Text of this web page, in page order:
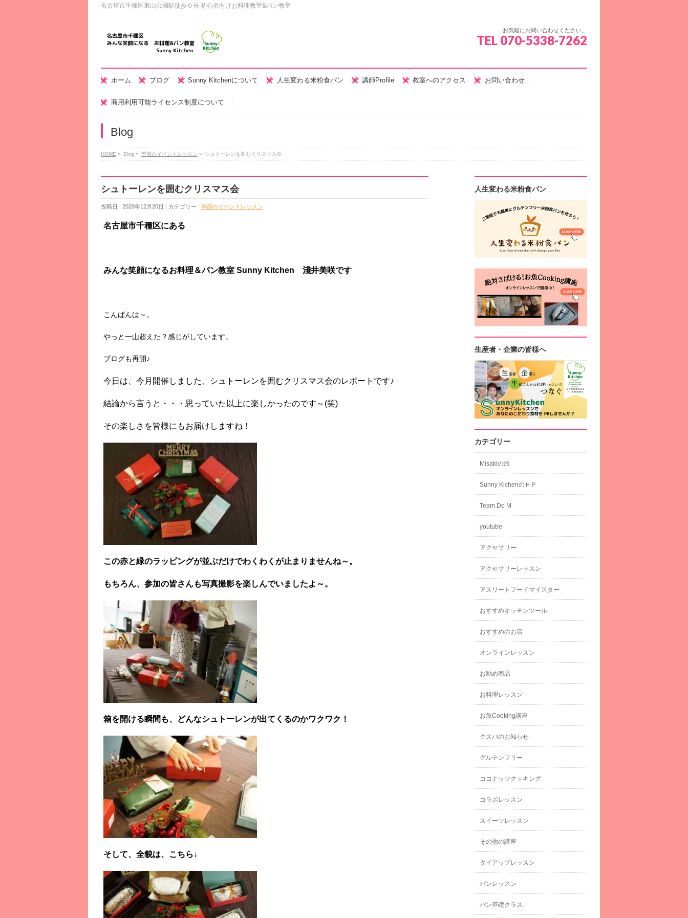
名古屋市千種区東山公園駅徒歩０分 初心者向けお料理教室&パン教室
お気軽にお問い合わせください。
TEL 070-5338-7262
ホーム ブログ Sunny Kitchenについて 人生変わる米粉食パン 講師Profile 教室へのアクセス お問い合わせ
商用利用可能ライセンス制度について
Blog
HOME » Blog » 季節のイベントレッスン » シュトーレンを囲むクリスマス会
シュトーレンを囲むクリスマス会
投稿日 : 2020年12月20日 | カテゴリー : 季節のイベントレッスン
名古屋市千種区にある
みんな笑顔になるお料理＆パン教室 Sunny Kitchen 淺井美咲です
こんばんは～。
やっと一山超えた？感じがしています。
ブログも再開♪
今日は、今月開催しました、シュトーレンを囲むクリスマス会のレポートです♪
結論から言うと・・・思っていた以上に楽しかったのです～(笑)
その楽しさを皆様にもお届けしますね！
この赤と緑のラッピングが並ぶだけでわくわくが止まりませんね～。
もちろん、参加の皆さんも写真撮影を楽しんでいましたよ～。
箱を開ける瞬間も、どんなシュトーレンが出てくるのかワクワク！
そして、全貌は、こちら↓
人生変わる米粉食パン
生産者・企業の皆様へ
カテゴリー
Misakiの旅
Sunny KichenのＨＰ
Team Do M
youtube
アクセサリー
アクセサリーレッスン
アスリートフードマイスター
おすすめキッチンツール
おすすめのお店
オンラインレッスン
お勧め商品
お料理レッスン
お魚Cooking講座
クスパのお知らせ
グルテンフリー
ココナッツクッキング
コラボレッスン
スイーツレッスン
その他の講座
タイアップレッスン
パンレッスン
パン基礎クラス